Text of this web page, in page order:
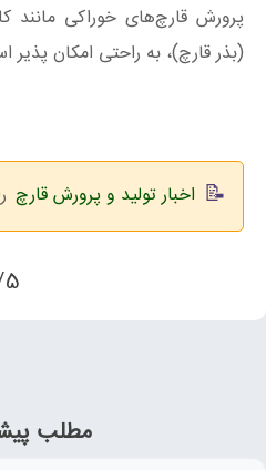
پرورش قارچ‌های خوراکی مانند
(بذر قارچ)، به‌ راحتی امکان‌ پذیر
اخبار تولید و پرورش قارچ
4.7/
مطلب